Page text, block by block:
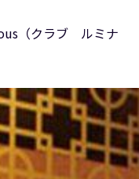
（クラブ ルミナ